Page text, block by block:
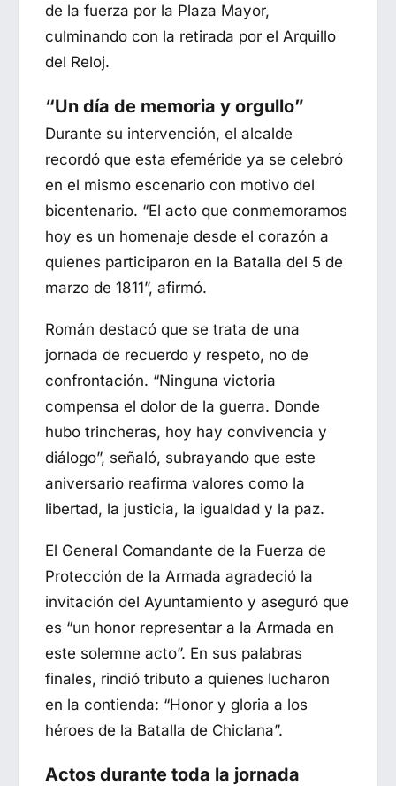
de la fuerza por la Plaza Mayor,
culminando con la retirada por el Arquillo
del Reloj.
“Un día de memoria y orgullo”
Durante su intervención, el alcalde
recordó que esta efeméride ya se celebró
en el mismo escenario con motivo del
bicentenario. “El acto que conmemoramos
hoy es un homenaje desde el corazón a
quienes participaron en la Batalla del 5 de
marzo de 1811”, afirmó.
Román destacó que se trata de una
jornada de recuerdo y respeto, no de
confrontación. “Ninguna victoria
compensa el dolor de la guerra. Donde
hubo trincheras, hoy hay convivencia y
diálogo”, señaló, subrayando que este
aniversario reafirma valores como la
libertad, la justicia, la igualdad y la paz.
El General Comandante de la Fuerza de
Protección de la Armada agradeció la
invitación del Ayuntamiento y aseguró que
es “un honor representar a la Armada en
este solemne acto”. En sus palabras
finales, rindió tributo a quienes lucharon
en la contienda: “Honor y gloria a los
héroes de la Batalla de Chiclana”.
Actos durante toda la jornada